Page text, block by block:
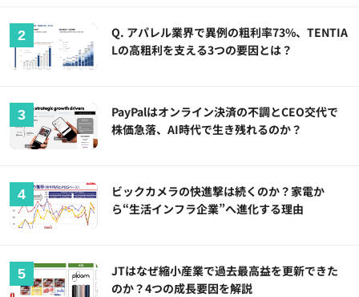
Q. アパレル業界で異例の粗利率73%、TENTIA
Lの高粗利を支える3つの要因とは？
PayPalはオンライン決済の不調とCEO交代で
株価急落、AI時代で生き残れるのか？
ビックカメラの快進撃は続くのか？家電か
ら“生活インフラ企業”へ進化する理由
JTはなぜ縮小産業で過去最高益を更新できた
のか？4つの成長要因を解説